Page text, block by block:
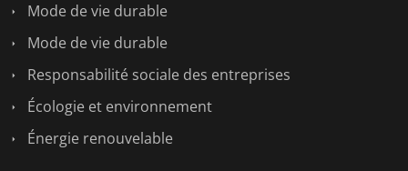
Mode de vie durable
Mode de vie durable
Responsabilité sociale des entreprises
Écologie et environnement
Énergie renouvelable